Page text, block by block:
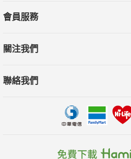
圈、非同步語法與 API 呼叫、web 應
【本書適用讀者】
1.對於程式開發用於工作有興趣，但一
2.非主修程式的學生。
會員服務
關注我們
聯絡我們